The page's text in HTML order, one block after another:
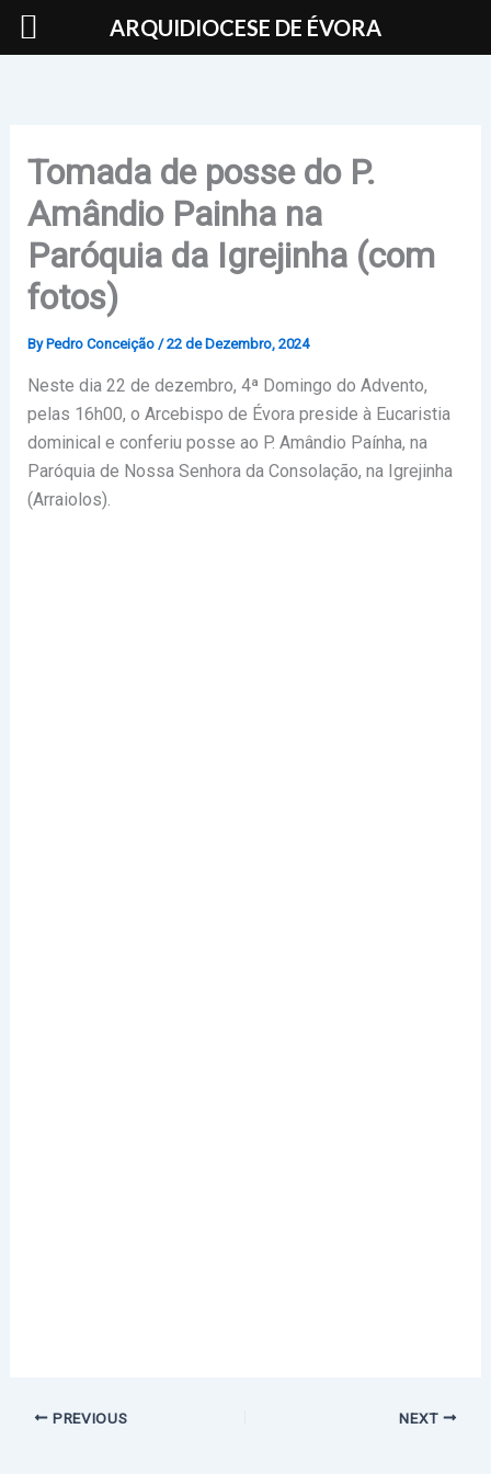
Skip
Tomada de posse do P.
Amândio Painha na
Paróquia da Igrejinha (com
fotos)
By Pedro Conceição /22 de Dezembro, 2024
Neste dia 22 de dezembro, 4ª Domingo do Advento,
pelas 16h00, o Arcebispo de Évora preside à Eucaristia
dominical e conferiu posse ao P. Amândio Paínha, na
Paróquia de Nossa Senhora da Consolação, na Igrejinha
(Arraiolos).
PREVIOUS NEXT
ARQUIDIOCESE DE ÉVORA